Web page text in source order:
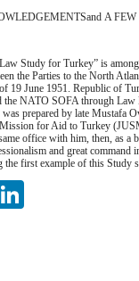
A
Study for Turkey” is
the Parties to the North
19 June 1951. Republic of
NATO SOFA through
prepared by late Mustafa
for Aid to Turkey
office with him, then, as a
and great command
first example of this Study